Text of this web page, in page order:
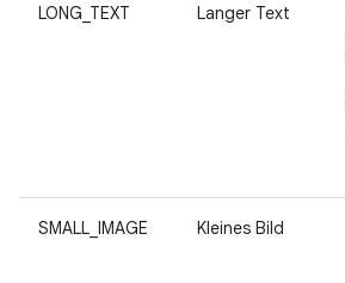
LONG_TEXT Langer Text
SMALL_IMAGE Kleines Bild